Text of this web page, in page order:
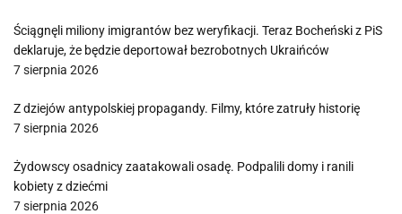
Ściągnęli miliony imigrantów bez weryfikacji. Teraz Bocheński z PiS
deklaruje, że będzie deportował bezrobotnych Ukraińców
7 sierpnia 2026
Z dziejów antypolskiej propagandy. Filmy, które zatruły historię
7 sierpnia 2026
Żydowscy osadnicy zaatakowali osadę. Podpalili domy i ranili
kobiety z dziećmi
7 sierpnia 2026